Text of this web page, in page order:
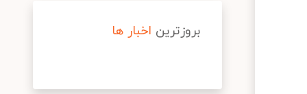
بروزترین اخبار ها